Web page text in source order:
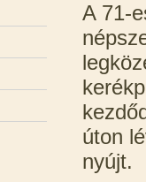
A 71-
úton
nyújt.